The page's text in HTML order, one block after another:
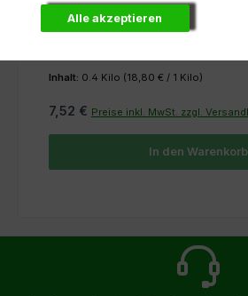
Inhalt: 0.4 Kilo (18,80 € / 1 Kilo)
7,52 € Preise inkl. MwSt. zzgl.
In den Warenkorb
Alle akzeptieren